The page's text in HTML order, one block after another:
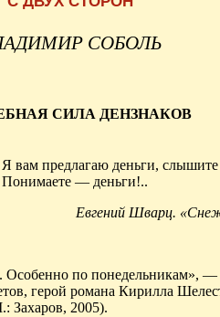
СОБОЛЬ
СИЛА ДЕНЗНАКОВ
Я вам предлагаю деньги,
Понимаете — деньги!..
Евгений Шварц.
Особенно по понедельникам», —
герой романа Кирилла
Захаров, 2005).